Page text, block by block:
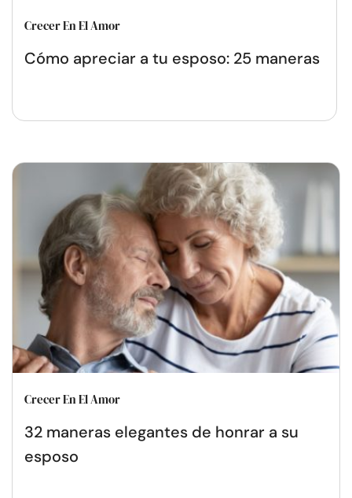
Crecer En El Amor
Cómo apreciar a tu esposo: 25 maneras
Crecer En El Amor
32 maneras elegantes de honrar a su
esposo